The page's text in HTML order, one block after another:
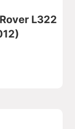
L322